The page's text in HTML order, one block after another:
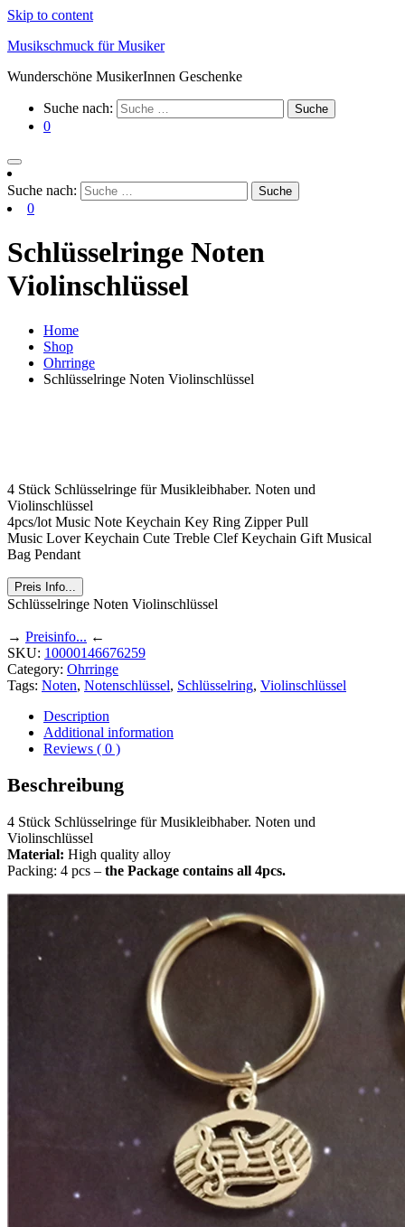
Skip to content
Musikschmuck für Musiker
Wunderschöne MusikerInnen Geschenke
Suche nach:
0
Suche nach:
0
Schlüsselringe Noten
Violinschlüssel
Home
Shop
Ohrringe
Schlüsselringe Noten Violinschlüssel
4 Stück Schlüsselringe für Musikleibhaber. Noten und
Violinschlüssel
4pcs/lot Music Note Keychain Key Ring Zipper Pull
Music Lover Keychain Cute Treble Clef Keychain Gift Musical
Bag Pendant
Preis Info...
Schlüsselringe Noten Violinschlüssel
→ Preisinfo... ←
SKU: 10000146676259
Category: Ohrringe
Tags: Noten, Notenschlüssel, Schlüsselring, Violinschlüssel
Description
Additional information
Reviews ( 0 )
Beschreibung
4 Stück Schlüsselringe für Musikleibhaber. Noten und
Violinschlüssel
Material: High quality alloy
Packing: 4 pcs – the Package contains all 4pcs.